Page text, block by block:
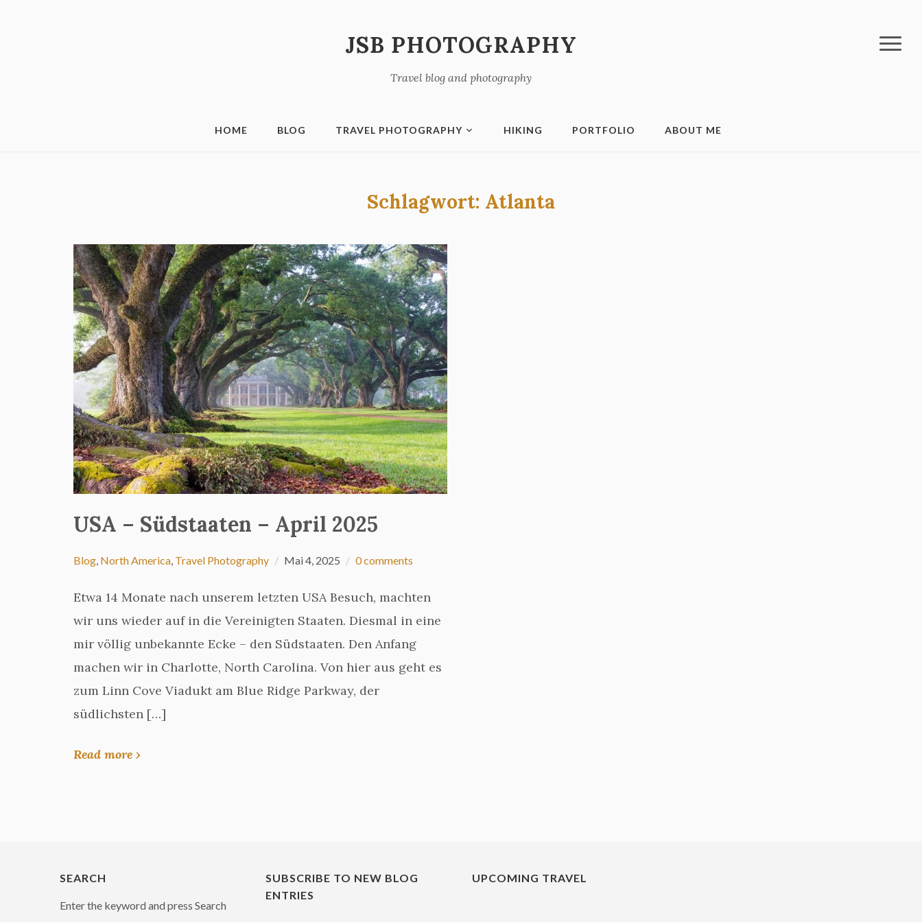
JSB PHOTOGRAPHY
Travel blog and photography
HOME BLOG TRAVEL PHOTOGRAPHY HIKING PORTFOLIO ABOUT ME
Schlagwort: Atlanta
USA – Südstaaten – April 2025
Blog, North America, Travel Photography Mai 4, 2025 0 comments
Etwa 14 Monate nach unserem letzten USA Besuch, machten
wir uns wieder auf in die Vereinigten Staaten. Diesmal in eine
mir völlig unbekannte Ecke – den Südstaaten. Den Anfang
machen wir in Charlotte, North Carolina. Von hier aus geht es
zum Linn Cove Viadukt am Blue Ridge Parkway, der
südlichsten […]
Read more ›
SEARCH
Enter the keyword and press Search
SUBSCRIBE TO NEW BLOG
ENTRIES
UPCOMING TRAVEL